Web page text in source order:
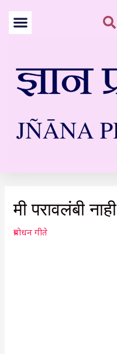
content
मी परावलंबी नाही
प्रबोधन गीते